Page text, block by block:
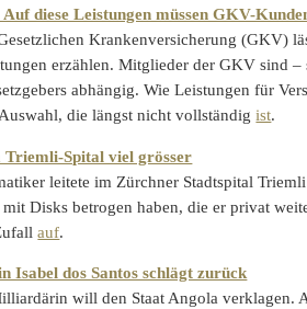
diese Leistungen müssen GKV-
Krankenversicherung (GKV)
erzählen. Mitglieder der GKV sind
abhängig. Wie Leistungen für
die längst nicht vollständigist.
Triemli-Spital viel grösser
leitete im Zürchner Stadtspital
Disks betrogen haben, die er privat
auf.
Isabel dos Santos schlägt zurück
will den Staat Angola verklagen.